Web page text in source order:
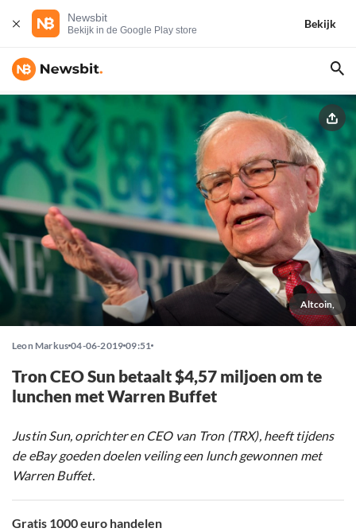
Newsbit
Bekijk in de Google Play store
Bekijk
Altcoin,
Leon Markus 04-06-2019 09:51
Tron CEO Sun betaalt $4,57 miljoen om te
lunchen met Warren Buffet
Justin Sun, oprichter en CEO van Tron (TRX), heeft tijdens
de eBay goeden doelen veiling een lunch gewonnen met
Warren Buffet.
Gratis 1000 euro handelen